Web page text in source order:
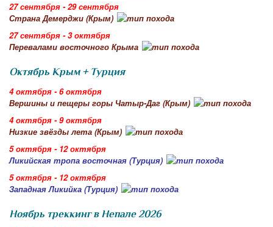
27 сентября - 29 сентября
Страна Демерджи (Крым)
27 сентября - 3 октября
Перевалами восточного Крыма
Октябрь Крым + Турция
4 октября - 6 октября
Вершины и пещеры горы Чатыр-Даг (Крым)
4 октября - 9 октября
Низкие звёзды лета (Крым)
5 октября - 12 октября
Ликийская тропа восточная (Турция)
5 октября - 12 октября
Западная Ликийка (Турция)
Ноябрь треккинг в Непале 2026